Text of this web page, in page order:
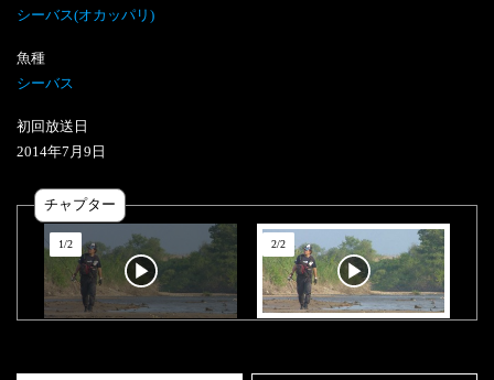
シーバス(オカッパリ)
魚種
シーバス
初回放送日
2014年7 月 9 日
チャプター
1/2 2/2